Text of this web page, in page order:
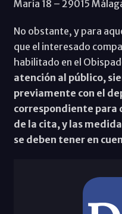
María 18 – 29015
No obstante, y para
que el interesado
habilitado en el
atención al público,
previamente con el
correspondiente para
de la cita, y las
se deben tener en